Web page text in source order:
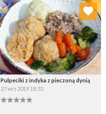
Pulpeciki z indyka z pieczoną dynią
27 wrz 2019 18:32
Dodaj do ulubionych
Wybierz listę: